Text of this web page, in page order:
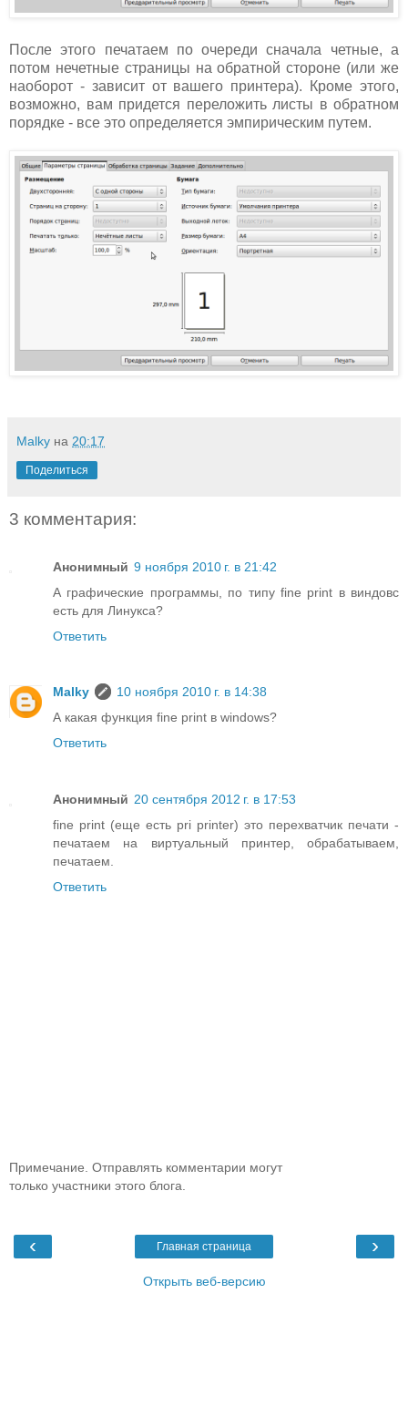
После этого печатаем по очереди сначала четные, а
потом нечетные страницы на обратной стороне (или же
наоборот - зависит от вашего принтера). Кроме этого,
возможно, вам придется переложить листы в обратном
порядке - все это определяется эмпирическим путем.
Malky на 20:17
Поделиться
3 комментария:
Анонимный 9 ноября 2010 г. в 21:42
А графические программы, по типу fine print в виндовс
есть для Линукса?
Ответить
Malky
10 ноября 2010 г. в 14:38
А какая функция fine print в windows?
Ответить
Анонимный 20 сентября 2012 г. в 17:53
fine print (еще есть pri printer) это перехватчик печати -
печатаем на виртуальный принтер, обрабатываем,
печатаем.
Ответить
Примечание. Отправлять комментарии могут
только участники этого блога.
‹ ›
Главная страница
Открыть веб-версию